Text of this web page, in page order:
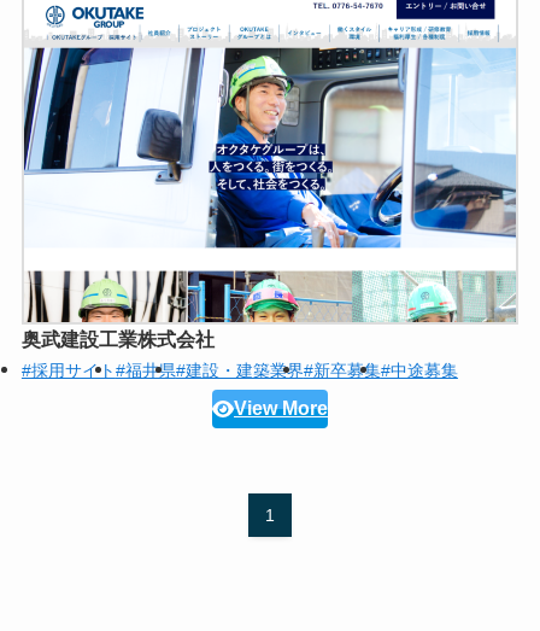
奥武建設工業株式会社
#採用サイト#福井県#建設・建築業界#新卒募集#中途募集
View More
1